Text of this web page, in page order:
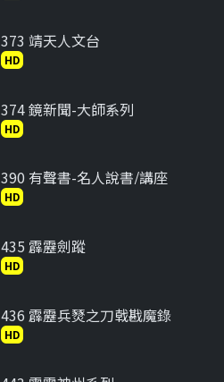
373 靖天人文台
HD
374 鏡新聞-大師系列
HD
390 有聲書-名人說書/講座
HD
435 霹靂劍蹤
HD
436 霹靂兵燹之刀戟戡魔錄
HD